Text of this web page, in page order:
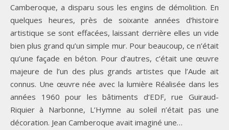
Camberoque, a disparu sous les engins de démolition. En
quelques heures, près de soixante années d’histoire
artistique se sont effacées, laissant derrière elles un vide
bien plus grand qu’un simple mur. Pour beaucoup, ce n’était
qu’une façade en béton. Pour d’autres, c’était une œuvre
majeure de l’un des plus grands artistes que l’Aude ait
connus. Une œuvre née avec la lumière Réalisée dans les
années 1960 pour les bâtiments d’EDF, rue Guiraud-
Riquier à Narbonne, L’Hymne au soleil n’était pas une
décoration. Jean Camberoque avait imaginé une…